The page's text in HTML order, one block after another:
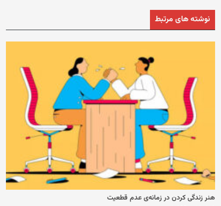
نوشته های مرتبط
هنر زندگی کردن در زمانه‌ی عدم قطعیت